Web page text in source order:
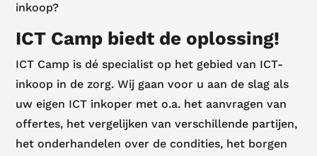
inkoop?
ICT Camp biedt de oplossing!
ICT Camp is dé specialist op het gebied van ICT-
inkoop in de zorg. Wij gaan voor u aan de slag als
uw eigen ICT inkoper met o.a. het aanvragen van
offertes, het vergelijken van verschillende partijen,
het onderhandelen over de condities, het borgen